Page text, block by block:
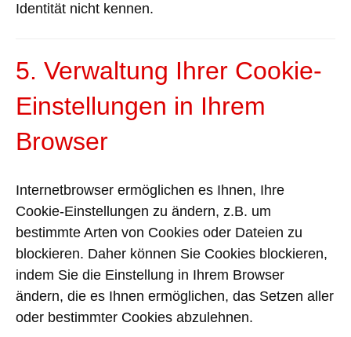
Identität nicht kennen.
5. Verwaltung Ihrer Cookie-
Einstellungen in Ihrem
Browser
Internetbrowser ermöglichen es Ihnen, Ihre
Cookie-Einstellungen zu ändern, z.B. um
bestimmte Arten von Cookies oder Dateien zu
blockieren. Daher können Sie Cookies blockieren,
indem Sie die Einstellung in Ihrem Browser
ändern, die es Ihnen ermöglichen, das Setzen aller
oder bestimmter Cookies abzulehnen.